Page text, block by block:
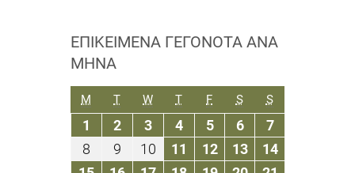
ΕΠΙΚΕΊΜΕΝΑ ΓΕΓΟΝΌΤΑ ΑΝΆ
ΜΉΝΑ
M ΔΕΥΤΈΡΑ
TΤΡΊΤΗ
WΤΕΤΆΡΤΗ
TΠΈΜΠΤΗ
FΠΑΡΑΣΚΕΥΉ
SΣΆΒΒΑΤΟ
SΚΥΡΙΑΚΉ
1
Φεβρουαρίου
2021
22
Φεβρουαρίου
2021
33
Φεβρουαρίου
2021
44
Φεβρουαρίου
2021
55
Φεβρουαρίου
2021
66
Φεβρουαρίου
2021
77
2021
8
Φεβρουαρίου
9
Φεβρουαρίου
10
Φεβρουαρίου
11
Φεβρουαρίου
1212
Φεβρουαρίου
1313
Φεβρουαρίου
1414